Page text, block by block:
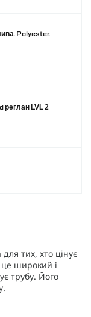
тих, хто цінує
це широкий і
трубу. Його
Polyester.
реглан LVL 2